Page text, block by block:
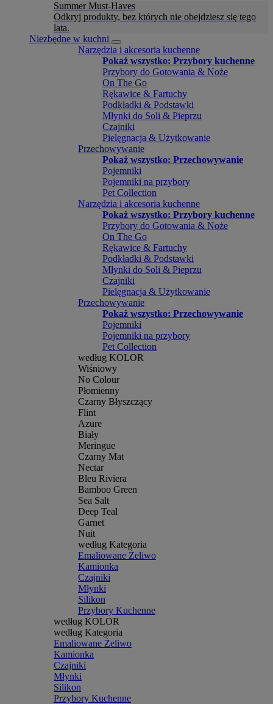
Summer Must-Haves
Odkryj produkty, bez których nie obejdziesz się tego
lata.
Niezbędne w kuchni
Narzędzia i akcesoria kuchenne
Pokaż wszystko: Przybory kuchenne
Przybory do Gotowania & Noże
On The Go
Rękawice & Fartuchy
Podkładki & Podstawki
Młynki do Soli & Pieprzu
Czajniki
Pielęgnacja & Użytkowanie
Przechowywanie
Pokaż wszystko: Przechowywanie
Pojemniki
Pojemniki na przybory
Pet Collection
Narzędzia i akcesoria kuchenne
Pokaż wszystko: Przybory kuchenne
Przybory do Gotowania & Noże
On The Go
Rękawice & Fartuchy
Podkładki & Podstawki
Młynki do Soli & Pieprzu
Czajniki
Pielęgnacja & Użytkowanie
Przechowywanie
Pokaż wszystko: Przechowywanie
Pojemniki
Pojemniki na przybory
Pet Collection
według KOLOR
Wiśniowy
No Colour
Płomienny
Czarny Błyszczący
Flint
Azure
Biały
Meringue
Czarny Mat
Nectar
Bleu Riviera
Bamboo Green
Sea Salt
Deep Teal
Garnet
Nuit
według Kategoria
Emaliowane Żeliwo
Kamionka
Czajniki
Młynki
Silikon
Przybory Kuchenne
według KOLOR
według Kategoria
Emaliowane Żeliwo
Kamionka
Czajniki
Młynki
Silikon
Przybory Kuchenne